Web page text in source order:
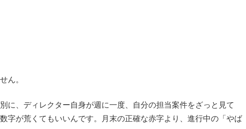
ん。
に、ディレクター自身が週に一度、自分の担当案件をざっと見て
字が荒くてもいいんです。月末の正確な赤字より、進行中の「やば